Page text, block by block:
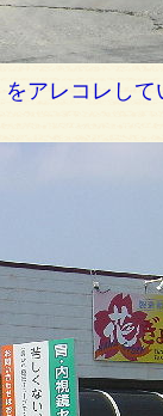
をアレコレし